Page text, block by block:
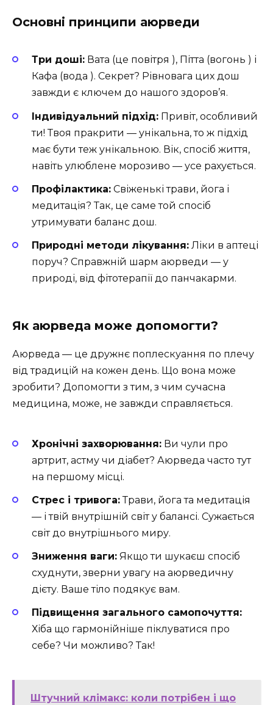
Основні принципи аюрведи
Три доші: Вата (це повітря ), Пітта (вогонь ) і
Кафа (вода ). Секрет? Рівновага цих дош
завжди є ключем до нашого здоров’я.
Індивідуальний підхід: Привіт, особливий
ти! Твоя пракрити — унікальна, то ж підхід
має бути теж унікальною. Вік, спосіб життя,
навіть улюблене морозиво — усе рахується.
Профілактика: Свіженькі трави, йога і
медитація? Так, це саме той спосіб
утримувати баланс дош.
Природні методи лікування: Ліки в аптеці
поруч? Справжній шарм аюрведи — у
природі, від фітотерапії до панчакарми.
Як аюрведа може допомогти?
Аюрведа — це дружнє поплескуання по плечу
від традицій на кожен день. Що вона може
зробити? Допомогти з тим, з чим сучасна
медицина, може, не завжди справляється.
Хронічні захворювання: Ви чули про
артрит, астму чи діабет? Аюрведа часто тут
на першому місці.
Стрес і тривога:Трави, йога та медитація
— і твій внутрішній світ у балансі. Сужається
світ до внутрішнього миру.
Зниження ваги: Якщо ти шукаєш спосіб
схуднути, зверни увагу на аюрведичну
дієту. Ваше тіло подякує вам.
Підвищення загального самопочуття:
Хіба що гармонійніше піклуватися про
себе? Чи можливо? Так!
Штучний клімакс: коли потрібен і що